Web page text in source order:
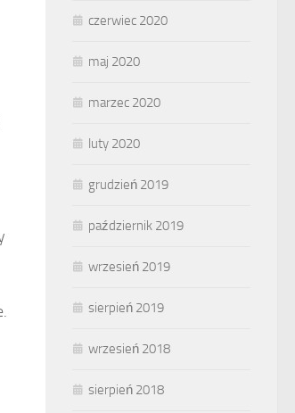
czerwiec 2020
maj 2020
marzec 2020
luty 2020
grudzień 2019
październik 2019
wrzesień 2019
sierpień 2019
wrzesień 2018
sierpień 2018